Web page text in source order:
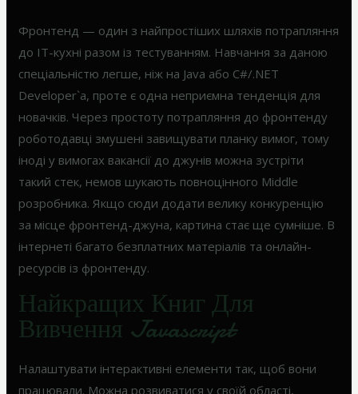
Фронтенд — один з найпростіших шляхів потрапляння
до IT-кухні разом із тестуванням. Навчання за даною
спеціальністю легше, ніж на Java або C#/.NET
Developer`a, проте є одна неприємна тенденція для
новачків. Через простоту потрапляння до фронтенду
роботодавці змушені завищувати планку вимог, тому
іноді у вимогах вакансії до джунів можна зустріти
такий стек, немов шукають повноцінного Middle
розробника. Якщо сюди додати велику конкуренцію
за місце фронтенд-джуна, картина стає ще сумніше. В
інтернеті багато безплатних матеріалів та онлайн-
ресурсів із фронтенду.
Найкращих Книг Для
Вивчення Javascript
Налаштувати інтерактивні елементи так, щоб вони
працювали. Можна розвиватися у своїй області,